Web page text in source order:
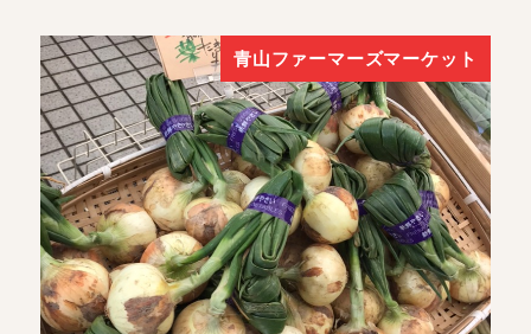
青山ファーマーズマーケット